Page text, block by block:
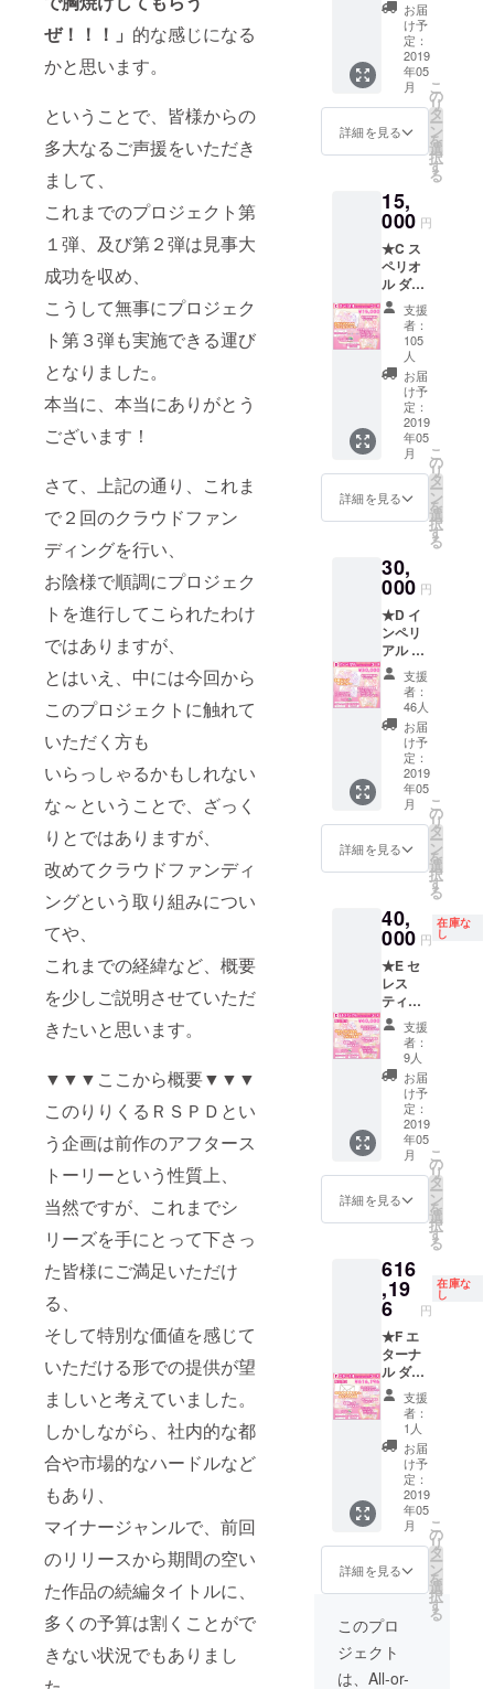
ぜ！！！」 的な感じになる
かと思います。
ということで、皆様からの
多大なるご声援をいただき
まして、
これまでのプロジェクト第
１弾、及び第２弾は見事大
成功を収め、
こうして無事にプロジェク
ト第３弾も実施できる運び
となりました。
本当に、本当にありがとう
ございます！
さて、上記の通り、これま
で２回のクラウドファン
ディングを行い、
お陰様で順調にプロジェク
トを進行してこられたわけ
ではありますが、
とはいえ、中には今回から
このプロジェクトに触れて
いただく方も
いらっしゃるかもしれない
な～ということで、ざっく
りとではありますが、
改めてクラウドファンディ
ングという取り組みについ
てや、
これまでの経緯など、概要
を少しご説明させていただ
きたいと思います。
▼▼▼ここから概要▼▼▼
このりりくるＲＳＰＤとい
う企画は前作のアフタース
トーリーという性質上、
当然ですが、これまでシ
リーズを手にとって下さっ
た皆様にご満足いただけ
る、
そして特別な価値を感じて
いただける形での提供が望
ましいと考えていました。
しかしながら、社内的な都
合や市場的なハードルなど
もあり、
マイナージャンルで、前回
のリリースから期間の空い
た作品の続編タイトルに、
多くの予算は割くことがで
きない状況でもありまし
④ＣＦ
限定着
せ替え
ジャ
ケット
⑤ドラ
マＣＤ
製品版
「Vol.7-
7-B」or
C」の
内、任
意の１
点をお
届け
（※ご支
援お申
込み時
に選択
してい
ただく
形にな
コース
①お
礼の
メッ
セージ
②ダ
ンゴム
シ／モ
③Ｈ
Ｐのク
トにお
名前掲
載
（順不
同／
コース
の記載
なし）
④Ｃ
Ｆ限定
着せ替
えジャ
ケット
マＣＤ
製品版
「Vol.7-
&「Vol.
7-B」
&「Vol.
7-C」
をお
届け
お届
け予
定：
2019
年05
月
詳細を見る
こ
の
リ
タ
ー
ン
を
選
択
す
る
15,
000 円
★C ス
ペリオ
ル ダン
ゴムシ
／モン
シロ
チョウ
コース
①お
礼の
メッ
セージ
②ダ
ンゴム
シ／モ
③Ｈ
Ｐのク
トにお
名前掲
載
（順不
同／
コース
の記載
なし）
④Ｃ
Ｆ限定
着せ替
えジャ
ケット
⑥ド
「Vol.7-
A」
7-B」
&「Vol.
7-C」
を
お届け
⑦オリ
ジナル
Ａ４ア
クリル
プレー
支援
者：
105
人
お届
け予
定：
2019
年05
月
詳細を見る
こ
の
リ
タ
ー
ン
を
選
択
す
る
30,
000 円
★D イ
ンペリ
アル ダ
ンゴム
シ／モ
ンシロ
チョウ
コース
①お
礼の
メッ
セージ
②ダ
ンゴム
シ／モ
認定証
③Ｈ
Ｐのク
レジッ
トにお
名前掲
載
（順不
同／
コース
の記載
なし）
④Ｃ
Ｆ限定
着せ替
えジャ
ケット
版
「Vol.7-
A」
&「Vol.
7-B」
&「Vol.
7-C」
を
お届け
⑦オ
リジナ
ルＡ４
アクリ
ルプ
レート
⑧超
ビッグ
布ポス
ズ：約
×250c
m）
支援
者：
46人
お届
け予
定：
2019
年05
月
詳細を見る
こ
の
リ
タ
ー
ン
を
選
択
す
る
40,
000 円
在庫な
し
★E セ
レス
ティア
ル ダン
ゴムシ
／モン
シロ
チョウ
コース
①お
礼の
メッ
セージ
②ダ
ンゴム
チョウ
認定証
③Ｈ
Ｐのク
レジッ
トにお
名前掲
載
（順不
同／
コース
の記載
なし）
④Ｃ
Ｆ限定
着せ替
えジャ
ケット
⑥ド
Ｄ製品
版
「Vol.7-
A」
支援
者：
9人
お届
け予
定：
2019
年05
月
詳細を見る
こ
の
リ
タ
ー
ン
を
選
択
す
る
616
,19
6 円
在庫な
し
★F エ
ターナ
ル ダン
ゴムシ
／モン
シロ
チョウ
コース
①お
礼の
メッ
セージ
②ダ
ンゴム
シ／モ
チョウ
認定証
③Ｈ
Ｐのク
支援
者：
1人
お届
け予
定：
2019
年05
月
詳細を見る
こ
の
リ
タ
ー
ン
を
選
択
す
る
このプロ
ジェクト
は、All-or-